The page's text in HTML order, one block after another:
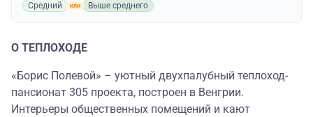
Средний Выше среднего
О ТЕПЛОХОДЕ
«Борис Полевой» – уютный двухпалубный теплоход-
пансионат 305 проекта, построен в Венгрии.
Интерьеры общественных помещений и кают